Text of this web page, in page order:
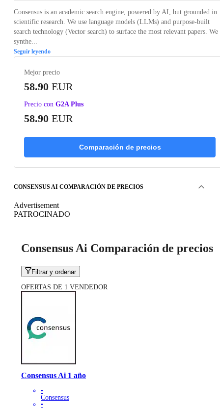
Consensus is an academic search engine, powered by AI, but grounded in
scientific research. We use language models (LLMs) and purpose-built
search technology (Vector search) to surface the most relevant papers. We
synthe...
Seguir leyendo
Mejor precio
58.90 EUR
Precio con G2A Plus
58.90 EUR
Comparación de precios
CONSENSUS AI COMPARACIÓN DE PRECIOS
Advertisement
PATROCINADO
Consensus Ai Comparación de precios
Filtrar y ordenar
OFERTAS DE 1 VENDEDOR
Consensus Ai 1 año
•
Consensus
•